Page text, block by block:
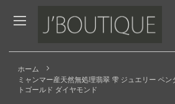
to
Content
ホーム
ミャンマー産天然無処理翡翠 雫 ジュエリー ペ
トゴールド ダイヤモンド